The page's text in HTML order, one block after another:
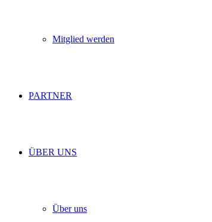
Mitglied werden
PARTNER
ÜBER UNS
Über uns